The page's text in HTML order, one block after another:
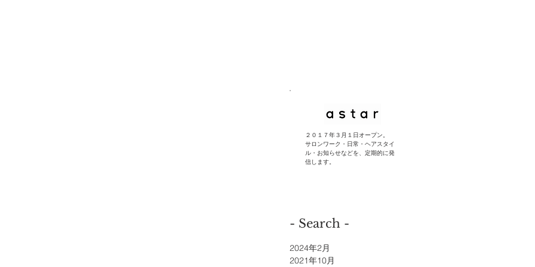
- Search -
2024年2月
2021年10月
​２０１７年３月１日オープン。
サロンワーク・日常・ヘアスタイ
ル・お知らせなどを、定期的に発
信します。